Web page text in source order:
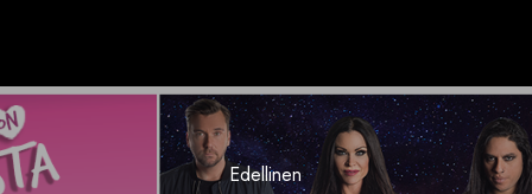
Edellinen